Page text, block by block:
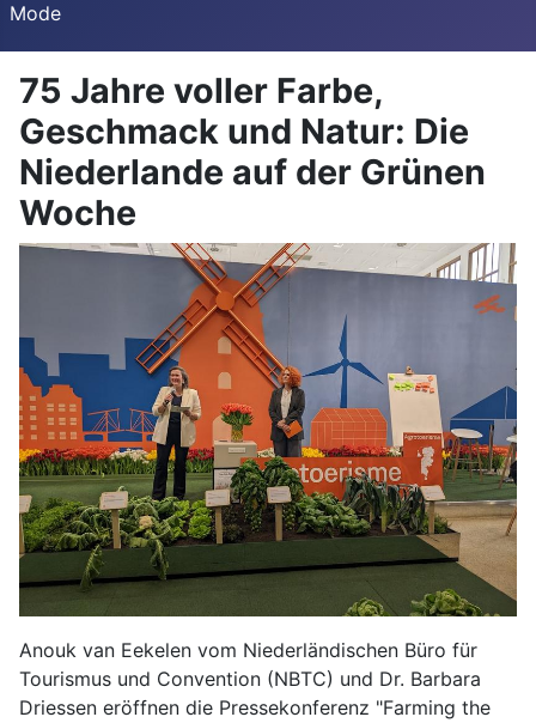
Mode
75 Jahre voller Farbe,
Geschmack und Natur: Die
Niederlande auf der Grünen
Woche
Anouk van Eekelen vom Niederländischen Büro für
Tourismus und Convention (NBTC) und Dr. Barbara
Driessen eröffnen die Pressekonferenz "Farming the